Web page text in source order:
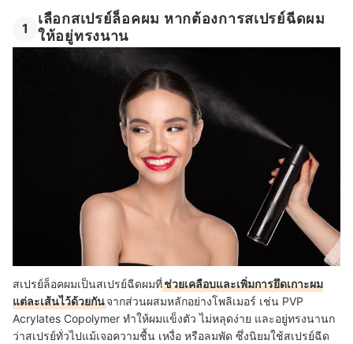
1
เลือกสเปรย์ล็อคผม หากต้องการสเปรย์ฉีดผม
ให้อยู่ทรงนาน
สเปรย์ล็อคผมเป็นสเปรย์ฉีดผมที่ช่วยเคลือบและเพิ่มการยึดเกาะผม
แต่ละเส้นไว้ด้วยกันจากส่วนผสมหลักอย่างโพลิเมอร์ เช่น PVP
Acrylates Copolymer ทำให้ผมแข็งตัว ไม่หลุดง่าย และอยู่ทรงนานก
ว่าสเปรย์ทั่วไปแม้เจอความชื้น เหงื่อ หรือลมพัด ซึ่งนิยมใช้สเปรย์ฉีด